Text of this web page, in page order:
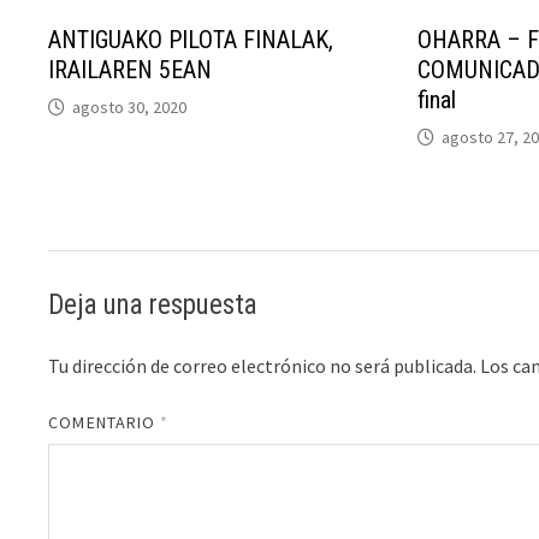
ANTIGUAKO PILOTA FINALAK,
IRAILAREN 5EAN
agosto 30, 2020
OHARRA –
final
agosto 27,
Deja una respuesta
Tu dirección de correo electrónico no será publicada. Los
COMENTARIO *